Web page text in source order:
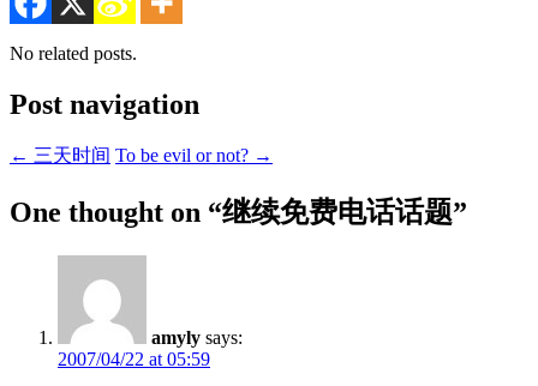
No related posts.
Post navigation
← 三天时间 To be evil or not? →
One thought on “继续免费电话话题”
amyly says:
2007/04/22 at 05:59